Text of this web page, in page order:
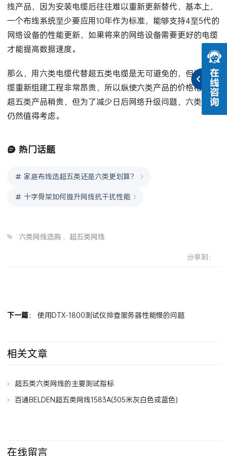
线产品，因为安装电缆后往往难以重新更新替代，基本上，
一个布线系统至少要应用10年作为标准，能够支持4至5代的
网络设备的性能更新，如果将来的网络设备需要更好的电缆
才能提高数据速度。
那么，用六类电缆代替超五类电缆是无可避免的，但这些电
缆重新组建工程非常昂贵，所以纵使六类产品的价格相对于
超五类产品稍贵，但为了减少日后网络升级问题，六类产品
仍然值得考虑。
热门话题
家庭布线选超五类还是六类更划算？
十字骨架如何提升网线抗干扰性能
六类网线选购 , 超五类网线
分享到：
下一篇： 使用DTX-1800测试仪排查服务器性能慢的问题
相关文章
超五类六类网线的主要测试指标
百通BELDEN超五类网线1583A(305米灰白色或蓝色)
在线留言